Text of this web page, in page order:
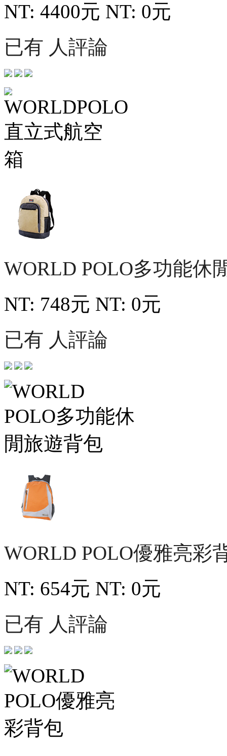
NT: 4400元 NT: 0元
已有 人評論
WORLD POLO多功能休
NT: 748元 NT: 0元
已有 人評論
WORLD POLO優雅亮彩
NT: 654元 NT: 0元
已有 人評論